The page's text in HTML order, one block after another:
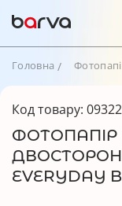
Головна
Код товару:
EVERYDAY